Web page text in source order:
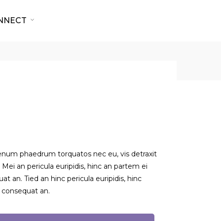
phaedrum torquatos nec eu, vis detraxit
an pericula euripidis, hinc an partem ei
an. Tied an hinc pericula euripidis, hinc
an.